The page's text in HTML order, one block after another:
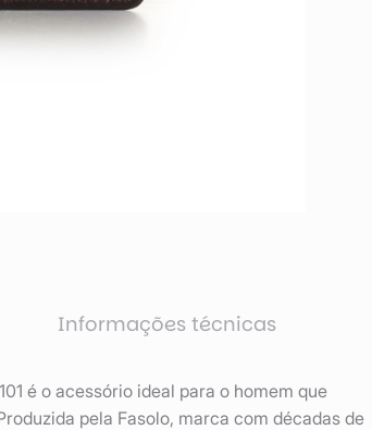
Informações técnicas
é o acessório ideal para o homem que
pela Fasolo, marca com décadas de